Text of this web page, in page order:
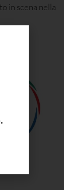
in scena nella